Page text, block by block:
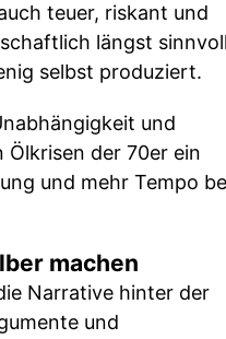
teuer, riskant und
längst
selbst produziert.
und
der 70er ein
und mehr Tempo
machen
Narrative hinter der
und